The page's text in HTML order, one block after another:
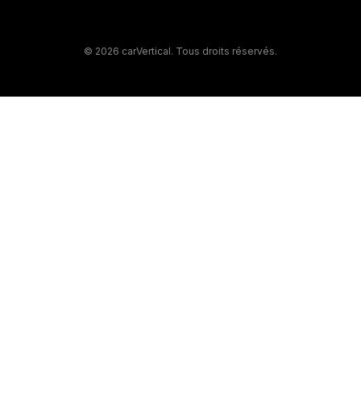
© 2026 carVertical. Tous droits réservés.